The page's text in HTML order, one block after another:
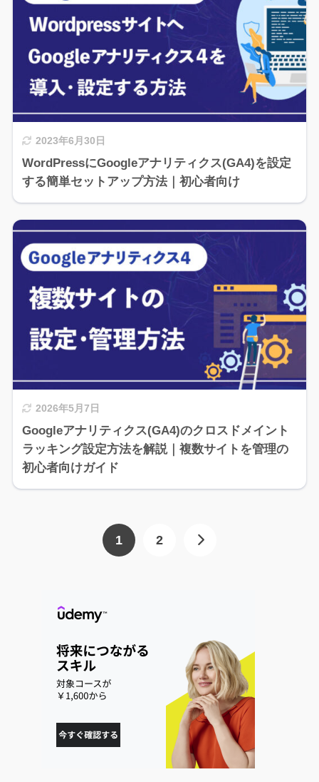
2023年6月30日
WordPressにGoogleアナリティクス(GA4)を設定
する簡単セットアップ方法｜初心者向け
2026年5月7日
Googleアナリティクス(GA4)のクロスドメイント
ラッキング設定方法を解説｜複数サイトを管理の
初心者向けガイド
1 2